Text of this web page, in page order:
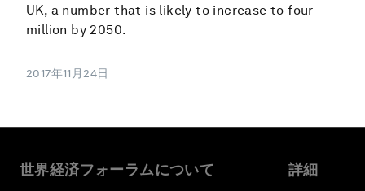
UK, a number that is likely to increase to four
million by 2050.
2017年11月24日
世界経済フォーラムについて 詳細